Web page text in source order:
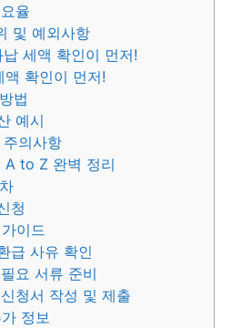
율
및 예외사항
세액 확인이 먼저!
액 확인이 먼저!
법
예시
의사항
A to Z 완벽 정리
청
이드
급 사유 확인
요 서류 준비
청서 작성 및 제출
정보